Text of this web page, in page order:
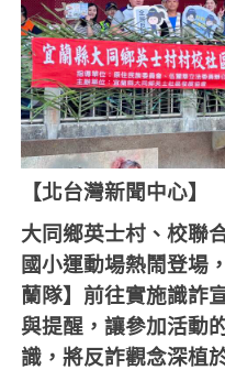
【北台灣新聞中心】
大同鄉英士村、校聯
國小運動場熱鬧登場
蘭隊】前往實施識詐
與提醒，讓參加活動
識，將反詐觀念深植